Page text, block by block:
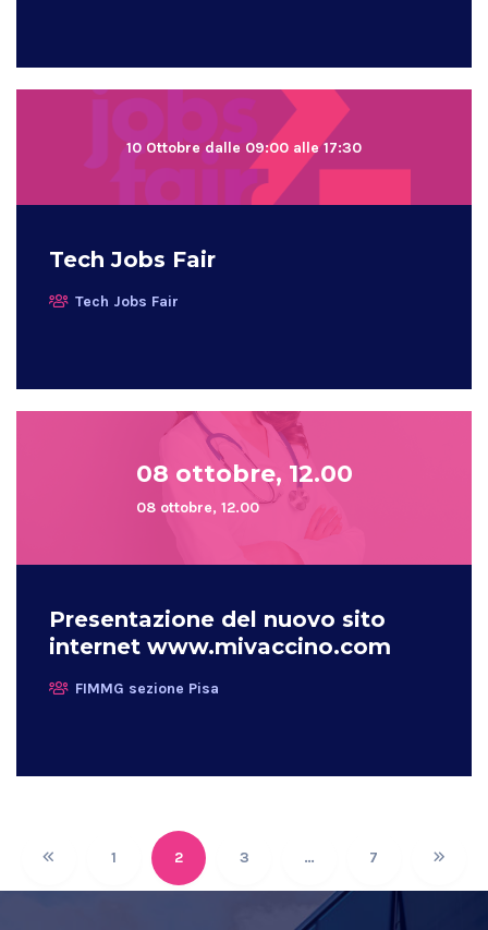
10 Ottobre dalle 09:00 alle 17:30
Tech Jobs Fair
Tech Jobs Fair
08 ottobre, 12.00
08 ottobre, 12.00
Presentazione del nuovo sito
internet www.mivaccino.com
FIMMG sezione Pisa
1 2 3 … 7